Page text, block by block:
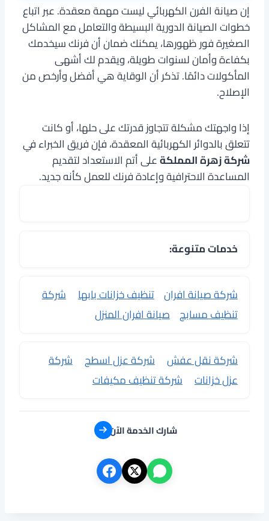
إن صيانة الفرن الكهربائي ليست مهمة معقدة. عبر اتباع
خطوات الصيانة الدورية البسيطة والتعامل مع المشاكل
الصغيرة فور ظهورها، يمكنك ضمان أن فرنك سيخدمك
بكفاءة وأمان لسنوات طويلة، ويقدم لك أشهى
المأكولات دائمًا. تذكر أن الوقاية هي أفضل وأرخص من
الإصلاح.
إذا واجهتك مشكلة تتجاوز قدرتك على حلها، أو كانت
تتعلق بالدوائر الكهربائية المعقدة، فإن فريق الخبراء في
شركة زهرة المملكةعلى أتم الاستعداد لتقديم
المساعدة الاحترافية وإعادة فرنك للعمل كأنه جديد.
خدمات متنوعة:
شركة صيانة افران تنظيف خزانات بابها
شركة
تنظيف مسابح صيانة افران المنزل
شركة نقل عفش شركة عزل اسطح
شركة
عزل خزانات
شركة تنظيف مكيفات
شارك الخدمة الآن